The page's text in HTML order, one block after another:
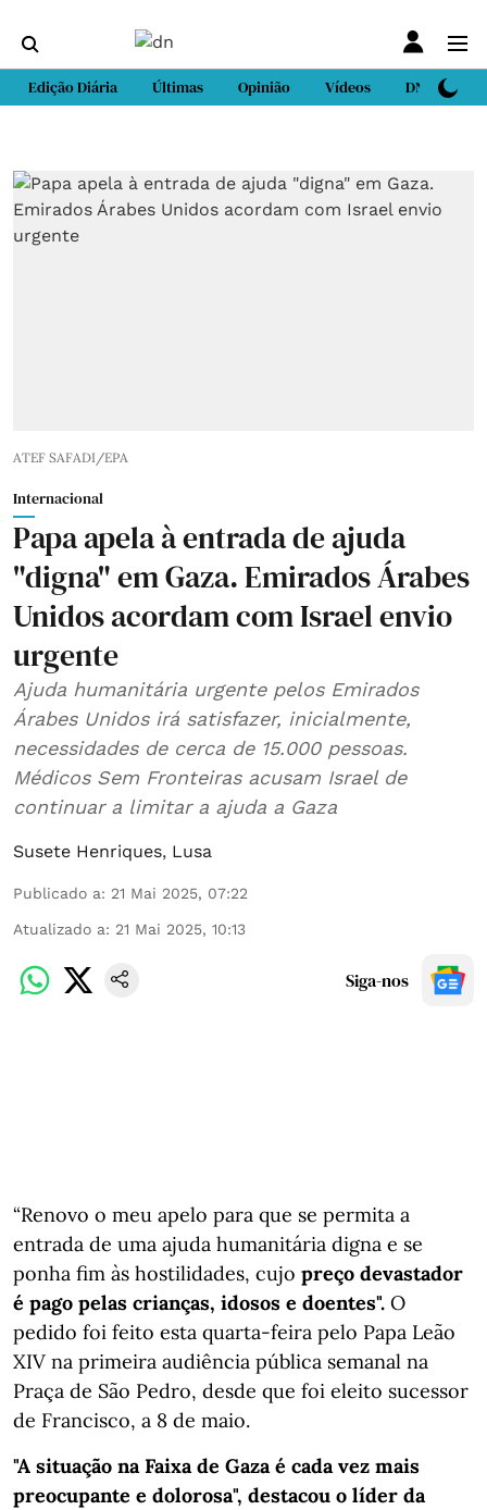
Edição Diária Últimas Opinião Vídeos DN Sport
ATEF SAFADI/EPA
Internacional
Papa apela à entrada de ajuda
"digna" em Gaza. Emirados Árabes
Unidos acordam com Israel envio
urgente
Ajuda humanitária urgente pelos Emirados
Árabes Unidos irá satisfazer, inicialmente,
necessidades de cerca de 15.000 pessoas.
Médicos Sem Fronteiras acusam Israel de
continuar a limitar a ajuda a Gaza
Susete Henriques, Lusa
Publicado a: 21 Mai 2025, 07:22
Atualizado a: 21 Mai 2025, 10:13
Siga-nos
“Renovo o meu apelo para que se permita a
entrada de uma ajuda humanitária digna e se
ponha fim às hostilidades, cujo preço devastador
é pago pelas crianças, idosos e doentes". O
pedido foi feito esta quarta-feira pelo Papa Leão
XIV na primeira audiência pública semanal na
Praça de São Pedro, desde que foi eleito sucessor
de Francisco, a 8 de maio.
"A situação na Faixa de Gaza é cada vez mais
preocupante e dolorosa", destacou o líder da